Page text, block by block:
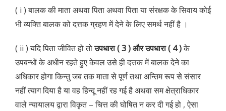
( i ) बालक की माता अथवा पिता अथवा पिता या संरक्षक के सिवाय कोई
भी व्यक्ति बालक को दत्तक ग्रहण में देने के लिए समर्थ नहीं है ।
( ii ) यदि पिता जीवित हो तोउपधारा ( 3 ) और उपधारा ( 4 )के
उपबन्धों के अधीन रहते हुए केवल उसे ही दत्तक में बालक देने का
अधिकार होगा किन्तु जब तक माता से पूर्ण तथा अन्तिम रूप से संसार
नहीं त्याग दिया है या वह हिन्दू नहीं रह गई है अथवा सम क्षेत्राधिकार
वाले न्यायालय द्वारा विकृत – चित्त की घोषित न कर दी गई हो , ऐसा